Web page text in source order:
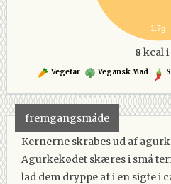
1.7g
8kcal i
Vegetar Vegansk Mad
fremgangsmåde
Kernerne skrabes ud af
Agurkekødet skæres i små
lad dem dryppe af i en sigte i